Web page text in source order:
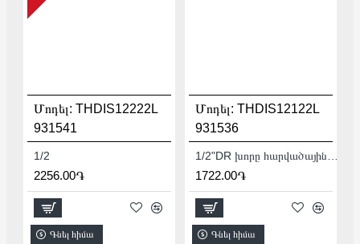
Մոդել: THDIS12222L
931541
1/2
2256.00֏
Գնել հիմա
Մոդել: THDIS12122L
931536
1722.00֏
Գնել հիմա